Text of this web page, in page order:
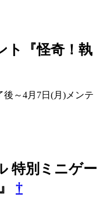
ト『怪奇！執
後～4月7日(月)メンテ
特別ミニゲー
†